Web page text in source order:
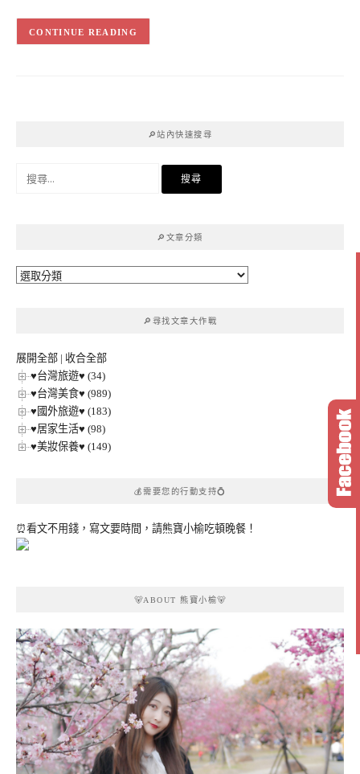
CONTINUE READING
🔎站內快速搜尋
🔎文章分類
🔎
🔎尋找文章大作戰
展開全部 | 收合全部
♥台灣旅遊♥ (34)
♥台灣美食♥ (989)
♥國外旅遊♥ (183)
♥居家生活♥ (98)
♥美妝保養♥ (149)
💰需要您的行動支持💍
⏰看文不用錢，寫文要時間，請熊寶小榆吃頓晚餐！
🐻ABOUT 熊寶小榆🐻